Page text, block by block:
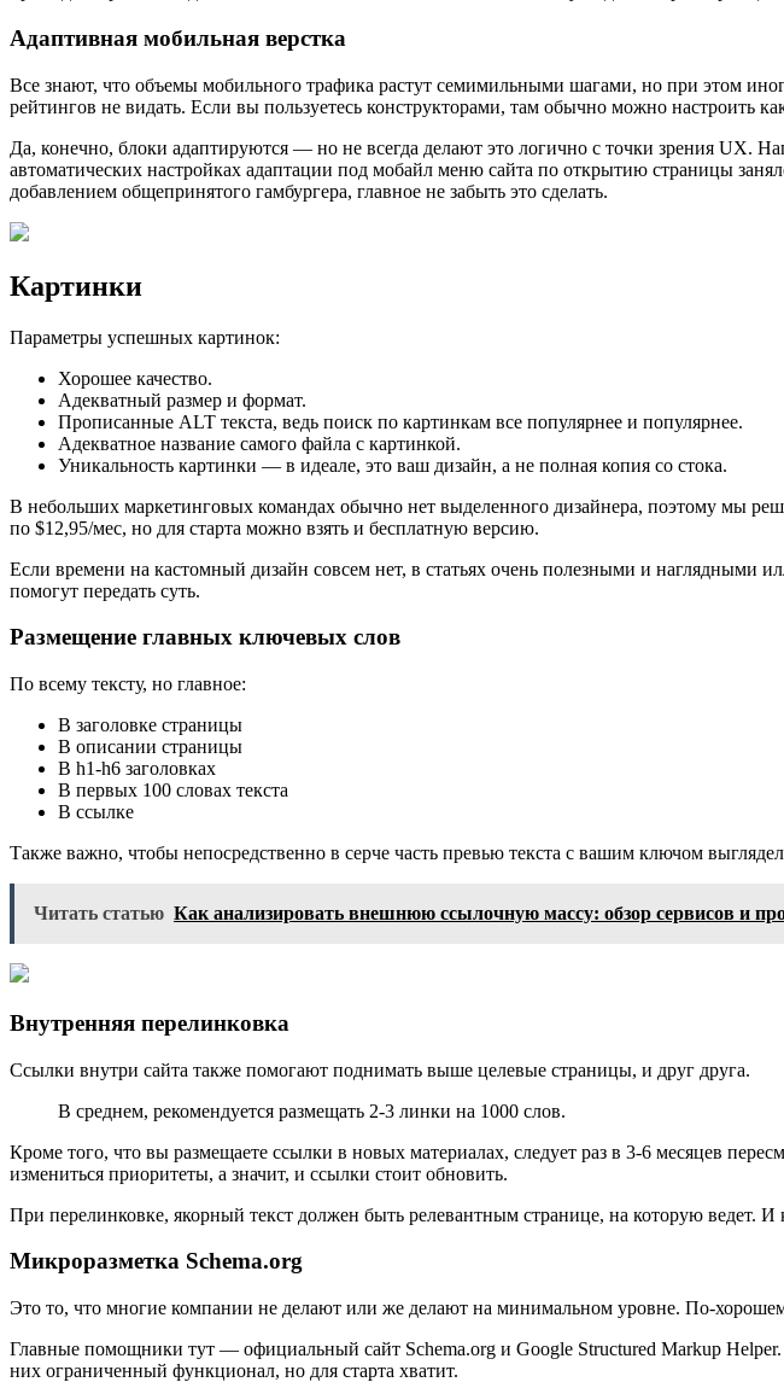
Адаптивная мобильная верстка
Все знают, что объемы мобильного трафика растут семимильными шагами, но при этом
рейтингов не видать. Если вы пользуетесь конструкторами, там обычно можно настроить
Да, конечно, блоки адаптируются — но не всегда делают это логично с точки зрения UX.
автоматических настройках адаптации под мобайл меню сайта по открытию страницы
добавлением общепринятого гамбургера, главное не забыть это сделать.
Картинки
Параметры успешных картинок:
Хорошее качество.
Адекватный размер и формат.
Прописанные ALT текста, ведь поиск по картинкам все популярнее и популярнее.
Адекватное название самого файла с картинкой.
Уникальность картинки — в идеале, это ваш дизайн, а не полная копия со стока.
В небольших маркетинговых командах обычно нет выделенного дизайнера, поэтому мы
по $12,95/мес, но для старта можно взять и бесплатную версию.
Если времени на кастомный дизайн совсем нет, в статьях очень полезными и
помогут передать суть.
Размещение главных ключевых слов
По всему тексту, но главное:
В заголовке страницы
В описании страницы
В h1-h6 заголовках
В первых 100 словах текста
В ссылке
Также важно, чтобы непосредственно в серче часть превью текста с вашим ключом
Читать статью Как анализировать внешнюю ссылочную массу: обзор сервисов и
Внутренняя перелинковка
Ссылки внутри сайта также помогают поднимать выше целевые страницы, и друг друга.
В среднем, рекомендуется размещать 2-3 линки на 1000 слов.
Кроме того, что вы размещаете ссылки в новых материалах, следует раз в 3-6 месяцев
измениться приоритеты, а значит, и ссылки стоит обновить.
При перелинковке, якорный текст должен быть релевантным странице, на которую ведет.
Микроразметка Schema.org
Это то, что многие компании не делают или же делают на минимальном уровне. По-
Главные помощники тут — официальный сайт Schema.org и Google Structured Markup
них ограниченный функционал, но для старта хватит.